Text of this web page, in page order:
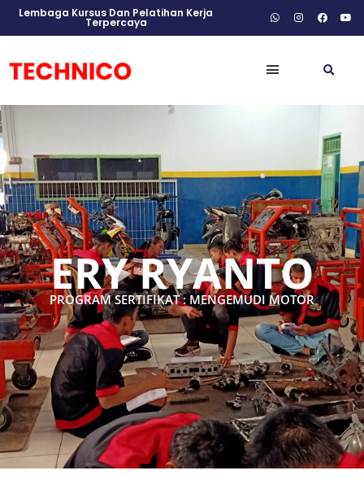
Lembaga Kursus Dan Pelatihan Kerja
Terpercaya
ERY RYANTO
PROGRAM SERTIFIKAT : MENGEMUDI MOTOR